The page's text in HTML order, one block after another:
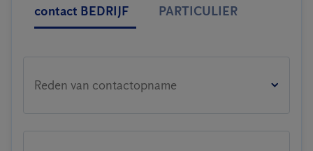
contact BEDRIJF
PARTICULIER
Reden van contactopname